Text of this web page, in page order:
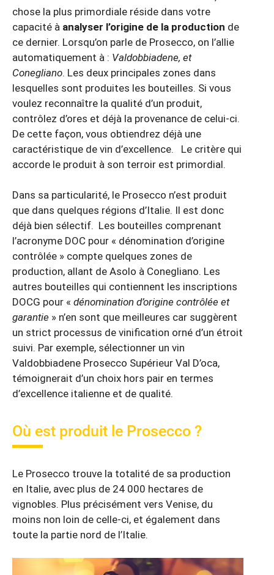
chose la plus primordiale réside dans votre
capacité à analyser l’origine de la production de
ce dernier. Lorsqu’on parle de Prosecco, on l’allie
automatiquement à : Valdobbiadene, et
Conegliano. Les deux principales zones dans
lesquelles sont produites les bouteilles. Si vous
voulez reconnaître la qualité d’un produit,
contrôlez d’ores et déjà la provenance de celui-ci.
De cette façon, vous obtiendrez déjà une
caractéristique de vin d’excellence. Le critère qui
accorde le produit à son terroir est primordial.
Dans sa particularité, le Prosecco n’est produit
que dans quelques régions d’Italie. Il est donc
déjà bien sélectif. Les bouteilles comprenant
l’acronyme DOC pour « dénomination d’origine
contrôlée » compte quelques zones de
production, allant de Asolo à Conegliano. Les
autres bouteilles qui contiennent les inscriptions
DOCG pour « dénomination d’origine contrôlée et
garantie » n’en sont que meilleures car suggèrent
un strict processus de vinification orné d’un étroit
suivi. Par exemple, sélectionner un vin
Valdobbiadene Prosecco Supérieur Val D’oca,
témoignerait d’un choix hors pair en termes
d’excellence italienne et de qualité.
Où est produit le Prosecco ?
Le Prosecco trouve la totalité de sa production
en Italie, avec plus de 24 000 hectares de
vignobles. Plus précisément vers Venise, du
moins non loin de celle-ci, et également dans
toute la partie nord de l’Italie.